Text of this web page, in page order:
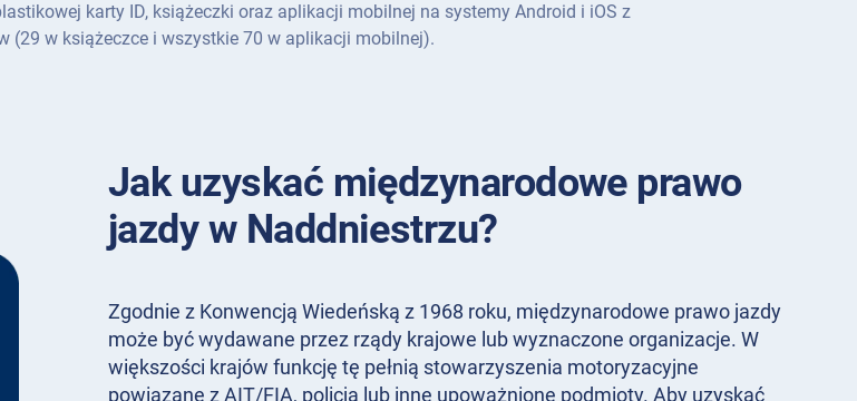
karty ID, książeczki oraz aplikacji mobilnej na systemy Android i iOS z
(29 w książeczce i wszystkie 70 w aplikacji mobilnej).
Jak uzyskać międzynarodowe prawo
jazdy w Naddniestrzu?
Zgodnie z Konwencją Wiedeńską z 1968 roku, międzynarodowe prawo jazdy
może być wydawane przez rządy krajowe lub wyznaczone organizacje. W
większości krajów funkcję tę pełnią stowarzyszenia motoryzacyjne
powiązane z AIT/FIA, policja lub inne upoważnione podmioty. Aby uzyskać